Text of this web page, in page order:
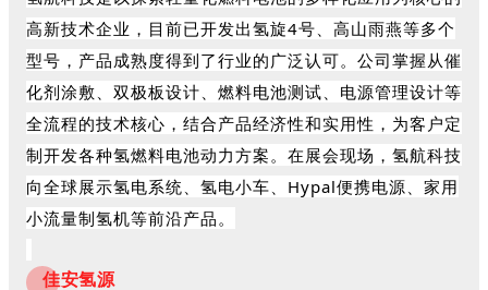
高新技术企业，目前已开发出氢旋4号、高山雨燕等多个
型号，产品成熟度得到了行业的广泛认可。公司掌握从催
化剂涂敷、双极板设计、燃料电池测试、电源管理设计等
全流程的技术核心，结合产品经济性和实用性，为客户定
制开发各种氢燃料电池动力方案。在展会现场， 氢航科技
向全球展示氢电系统、氢电小车、Hypal便携电源、家用
小流量制氢机等前沿产品。
佳安氢源